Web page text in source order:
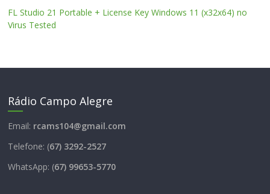
FL Studio 21 Portable + License Key Windows 11 (x32x64) no
Virus Tested
Rádio Campo Alegre
Email: rcams104@gmail.com
Telefone: (67) 3292-2527
WhatsApp: (67) 99653-5770